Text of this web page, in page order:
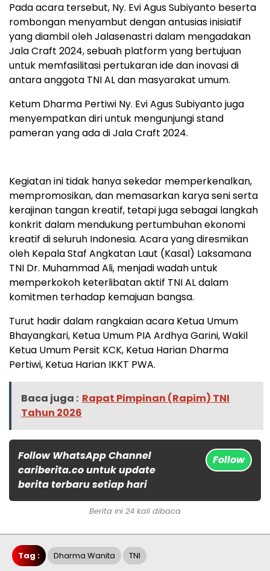
Pada acara tersebut, Ny. Evi Agus Subiyanto beserta
rombongan menyambut dengan antusias inisiatif
yang diambil oleh Jalasenastri dalam mengadakan
Jala Craft 2024, sebuah platform yang bertujuan
untuk memfasilitasi pertukaran ide dan inovasi di
antara anggota TNI AL dan masyarakat umum.
Ketum Dharma Pertiwi Ny. Evi Agus Subiyanto juga
menyempatkan diri untuk mengunjungi stand
pameran yang ada di Jala Craft 2024.
Kegiatan ini tidak hanya sekedar memperkenalkan,
mempromosikan, dan memasarkan karya seni serta
kerajinan tangan kreatif, tetapi juga sebagai langkah
konkrit dalam mendukung pertumbuhan ekonomi
kreatif di seluruh Indonesia. Acara yang diresmikan
oleh Kepala Staf Angkatan Laut (Kasal) Laksamana
TNI Dr. Muhammad Ali, menjadi wadah untuk
memperkokoh keterlibatan aktif TNI AL dalam
komitmen terhadap kemajuan bangsa.
Turut hadir dalam rangkaian acara Ketua Umum
Bhayangkari, Ketua Umum PIA Ardhya Garini, Wakil
Ketua Umum Persit KCK, Ketua Harian Dharma
Pertiwi, Ketua Harian IKKT PWA.
Baca juga : Rapat Pimpinan (Rapim) TNI
Tahun 2026
Follow WhatsApp Channel
cariberita.co untuk update
berita terbaru setiap hari
Follow
Berita ini 24 kali dibaca
Tag : Dharma Wanita TNI